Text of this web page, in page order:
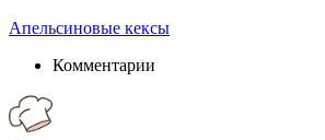
Апельсиновые кексы
Комментарии